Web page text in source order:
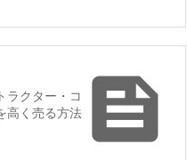

ラクター・コ
高く売る方法